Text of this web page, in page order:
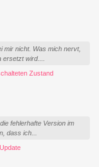
mir nicht. Was mich nervt,
wird....
Zustand
fehlerhafte Version im
dass ich...